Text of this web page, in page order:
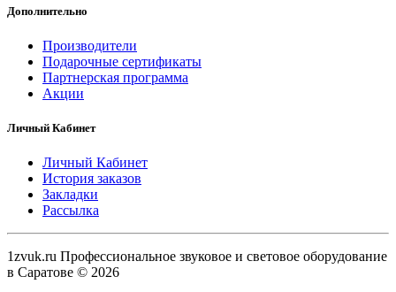
Дополнительно
Производители
Подарочные сертификаты
Партнерская программа
Акции
Личный Кабинет
Личный Кабинет
История заказов
Закладки
Рассылка
1zvuk.ru Профессиональное звуковое и световое оборудование
в Саратове © 2026